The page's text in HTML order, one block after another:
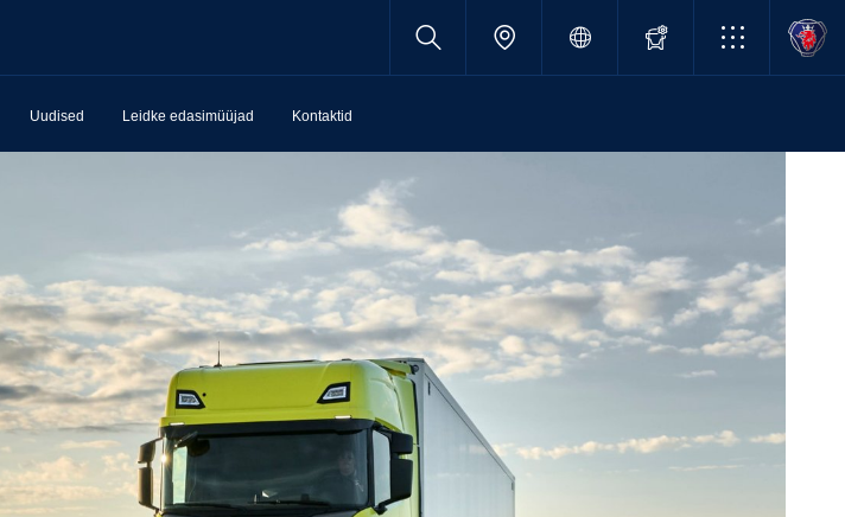
Uudised Leidke edasimüüjad Kontaktid